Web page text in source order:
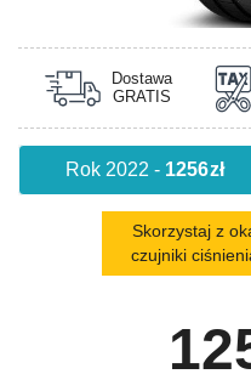
Dostawa
GRATIS
Rok 2022 - 1256zł
Skorzystaj z
czujniki